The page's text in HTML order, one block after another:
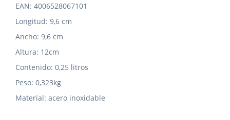
EAN: 4006528067101
Longitud: 9,6 cm
Ancho: 9,6 cm
Altura: 12cm
Contenido: 0,25 litros
Peso: 0,323kg
Material: acero inoxidable